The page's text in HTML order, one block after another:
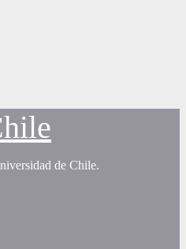
de Chile.